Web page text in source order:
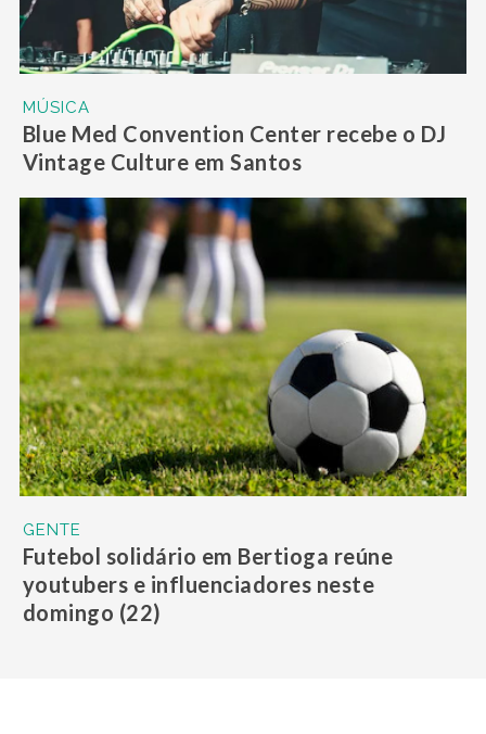
MÚSICA
Blue Med Convention Center recebe o DJ
Vintage Culture em Santos
GENTE
Futebol solidário em Bertioga reúne
youtubers e influenciadores neste
domingo (22)